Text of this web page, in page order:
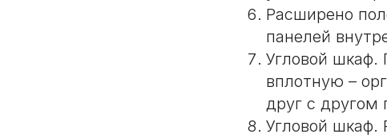
Расширено
панелей
Угловой шкаф.
вплотную –
друг с другом
Угловой шкаф.